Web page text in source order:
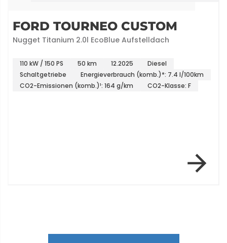
FORD TOURNEO CUSTOM
Nugget Titanium 2.0l EcoBlue Aufstelldach
110 kW / 150 PS 50 km 12.2025
Diesel
Schaltgetriebe
Energieverbrauch (komb.)*: 7.4 l/100km
CO2-Emissionen (komb.)¹: 164 g/km
CO2-Klasse: F